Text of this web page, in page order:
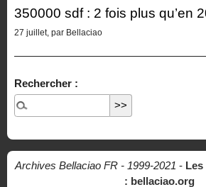
350000 sdf : 2 fois plus qu’en
27 juillet, par Bellaciao
Rechercher :
Archives Bellaciao FR - 1999-2021 - Les
: bellaciao.org